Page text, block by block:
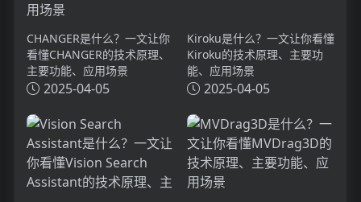
CHANGER是什么？一文让你
看懂CHANGER的技术原理、
主要功能、应用场景
2025-04-05
Kiroku是什么？一文让你看懂
Kiroku的技术原理、主要功
能、应用场景
2025-04-05